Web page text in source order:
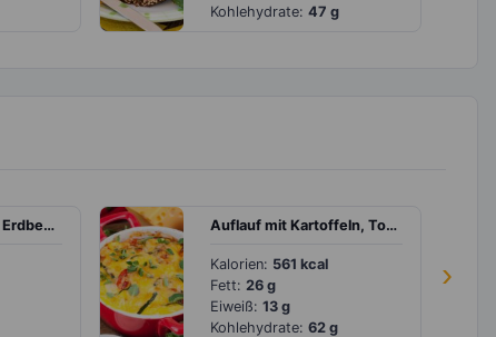
Kohlehydrate: 47 g
›
Joghurt-Shake mit Erdbeeren Auflauf mit Kartoffeln, Tomaten, Zucchini und veganem Mozzarella
Kalorien: 561 kcal
Fett: 26 g
Eiweiß: 13 g
Kohlehydrate: 62 g